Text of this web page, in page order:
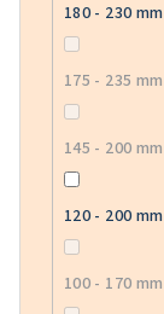
180 - 230 mm
175 - 235 mm
145 - 200 mm
120 - 200 mm
100 - 170 mm